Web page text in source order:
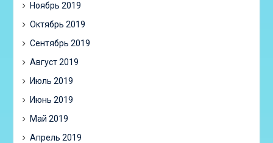
Ноябрь 2019
Октябрь 2019
Сентябрь 2019
Август 2019
Июль 2019
Июнь 2019
Май 2019
Апрель 2019